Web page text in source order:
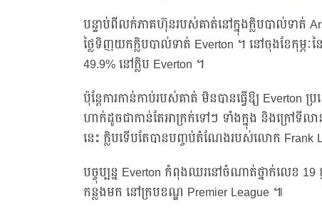
បន្ទាប់ពីលក់ភាគហ៊ុនរបស់គាត់នៅក្នុងក្លិបបាល់ទាត់
ថ្លៃទិញយកក្លិបបាល់ទាត់ Everton ។ នៅចុងខែកុម្ភៈ
49.9% នៅក្លិប Everton ។
ប៉ុន្តែការកាន់កាប់របស់គាត់ មិនបានធ្វើឱ្យ Everton
ហាក់ដូចជាកាន់តែអាក្រក់ទៅៗ ទាំងក្នុង និងក្រៅទីលាន
នេះ ក្លិបទើបតែបានបញ្ចប់តំណែងរបស់លោក Frank
បច្ចុប្បន្ន Everton កំពុងឈរនៅចំណាត់ថ្នាក់លេខ
កន្លងមក នៅក្របខណ្ឌ Premier League ៕